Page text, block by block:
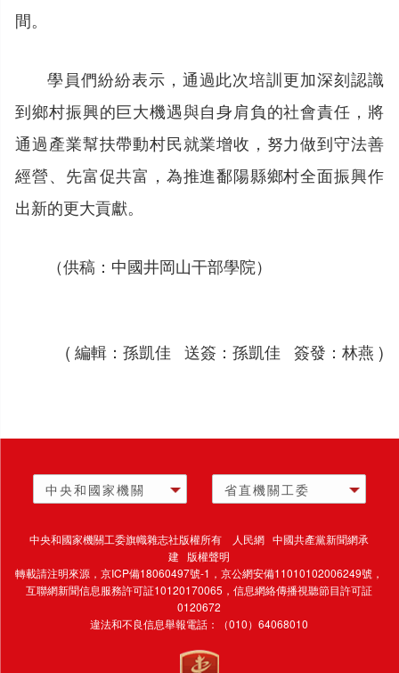
間。
學員們紛紛表示，通過此次培訓更加深刻認識
到鄉村振興的巨大機遇與自身肩負的社會責任，將
通過產業幫扶帶動村民就業增收，努力做到守法善
經營、先富促共富，為推進鄱陽縣鄉村全面振興作
出新的更大貢獻。
（供稿：中國井岡山干部學院）
( 編輯：孫凱佳 送簽：孫凱佳 簽發：林燕 )
中央和國家機關 省直機關工委
中央和國家機關工委旗幟雜志社版權所有 人民網 中國共產黨新聞網承
建 版權聲明
轉載請注明來源，京ICP備18060497號-1 ，京公網安備11010102006249號，
互聯網新聞信息服務許可証10120170065，信息網絡傳播視聽節目許可証
0120672
違法和不良信息舉報電話：（010）64068010